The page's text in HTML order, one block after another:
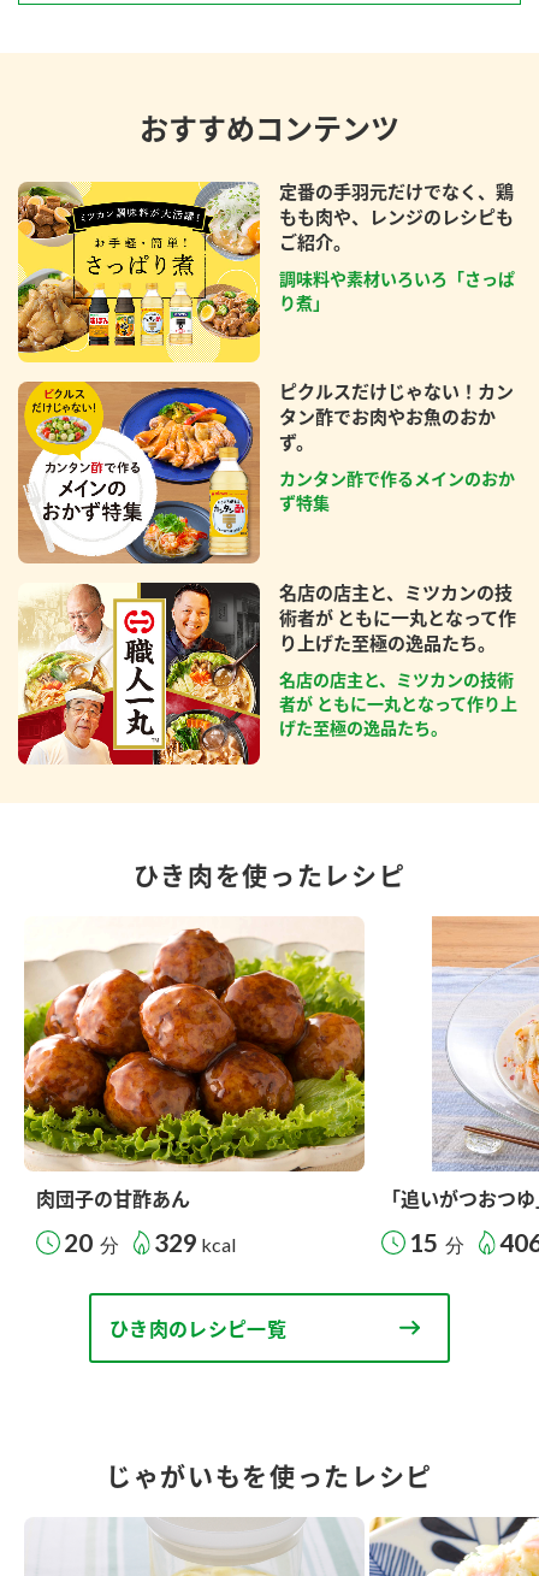
おすすめコンテンツ
定番の手羽元だけでなく、鶏
もも肉や、レンジのレシピも
ご紹介。
調味料や素材いろいろ「さっぱ
り煮」
ピクルスだけじゃない！カン
タン酢でお肉やお魚のおか
ず。
カンタン酢で作るメインのおか
ず特集
名店の店主と、ミツカンの技
術者が ともに一丸となって作
り上げた至極の逸品たち。
名店の店主と、ミツカンの技術
者が ともに一丸となって作り上
げた至極の逸品たち。
ひき肉を使ったレシピ
肉団子の甘酢あん
20 分 329 kcal
「追いがつおつ
15 分
ひき肉のレシピ一覧
じゃがいもを使ったレシピ